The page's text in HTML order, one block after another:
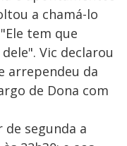
a chamá-lo
tem que
Vic declarou
arrependeu da
de Dona com
segunda a